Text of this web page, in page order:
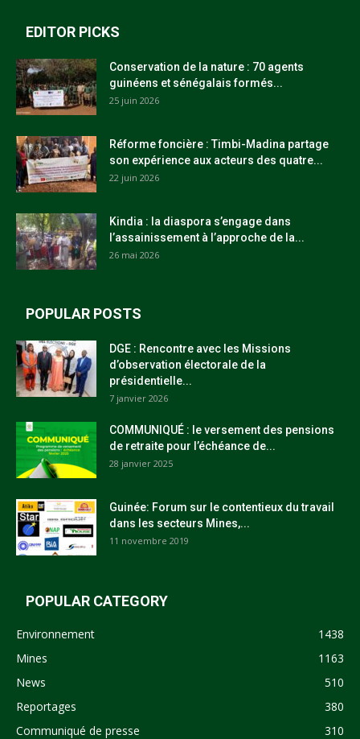
EDITOR PICKS
Conservation de la nature : 70 agents
guinéens et sénégalais formés...
25 juin 2026
Réforme foncière : Timbi-Madina partage
son expérience aux acteurs des quatre...
22 juin 2026
Kindia : la diaspora s’engage dans
l’assainissement à l’approche de la...
26 mai 2026
POPULAR POSTS
DGE : Rencontre avec les Missions
d’observation électorale de la
présidentielle...
7 janvier 2026
COMMUNIQUÉ : le versement des pensions
de retraite pour l’échéance de...
28 janvier 2025
Guinée: Forum sur le contentieux du travail
dans les secteurs Mines,...
11 novembre 2019
POPULAR CATEGORY
Environnement
1438
Mines
1163
News
510
Reportages
380
Communiqué de presse
310